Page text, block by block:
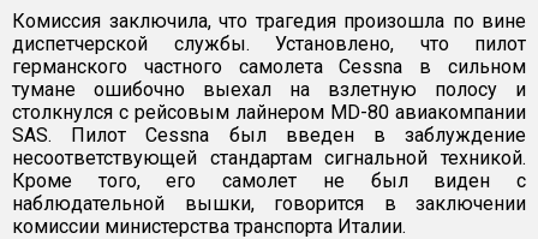
Комиссия заключила, что трагедия произошла по вине
диспетчерской службы. Установлено, что пилот
германского частного самолета Cessna в сильном
тумане ошибочно выехал на взлетную полосу и
столкнулся с рейсовым лайнером MD-80 авиакомпании
SAS. Пилот Cessna был введен в заблуждение
несоответствующей стандартам сигнальной техникой.
Кроме того, его самолет не был виден с
наблюдательной вышки, говорится в заключении
комиссии министерства транспорта Италии.